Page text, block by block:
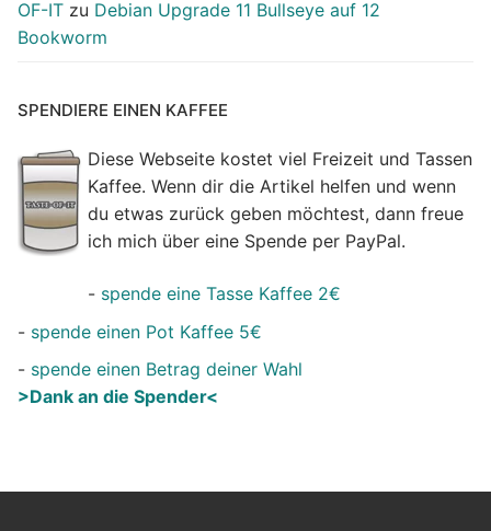
OF-IT zu Debian Upgrade 11 Bullseye auf 12
Bookworm
SPENDIERE EINEN KAFFEE
Diese Webseite kostet viel Freizeit und Tassen
Kaffee. Wenn dir die Artikel helfen und wenn
du etwas zurück geben möchtest, dann freue
ich mich über eine Spende per PayPal.
- spende eine Tasse Kaffee 2€
- spende einen Pot Kaffee 5€
- spende einen Betrag deiner Wahl
>Dank an die Spender<